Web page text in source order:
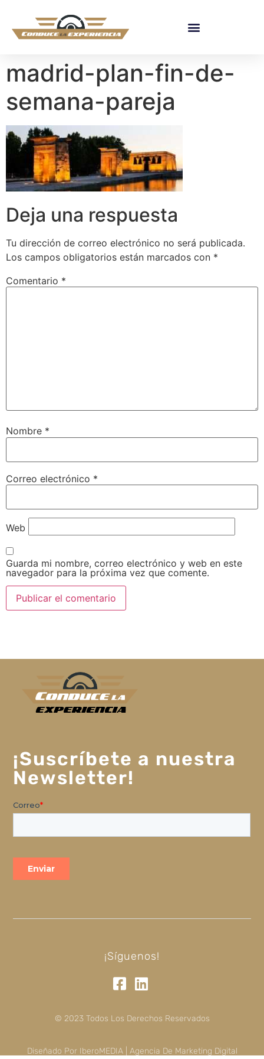
madrid-plan-fin-de-
semana-pareja
Deja una respuesta
Tu dirección de correo electrónico no será publicada.
Los campos obligatorios están marcados con *
Comentario *
Nombre *
Correo electrónico *
Web
Guarda mi nombre, correo electrónico y web en este
navegador para la próxima vez que comente.
¡Suscríbete a nuestra
Newsletter!
¡Síguenos!
© 2023 Todos Los Derechos Reservados
Diseñado Por IberoMEDIA | Agencia De Marketing Digital